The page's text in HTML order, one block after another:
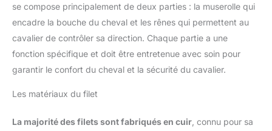
se compose principalement de deux parties : la muserolle qui
encadre la bouche du cheval et les rênes qui permettent au
cavalier de contrôler sa direction. Chaque partie a une
fonction spécifique et doit être entretenue avec soin pour
garantir le confort du cheval et la sécurité du cavalier.
Les matériaux du filet
La majorité des filets sont fabriqués en cuir , connu pour sa